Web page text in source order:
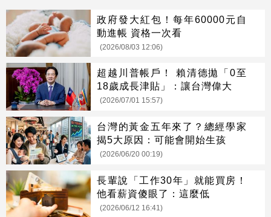
政府發大紅包！每年60000元自
動進帳 資格一次看
(2026/08/03 12:06)
超越川普帳戶！ 賴清德拋「0至
18歲成長津貼」：讓台灣偉大
(2026/07/01 15:57)
台灣的黃金五年來了？總經學家
揭5大原因：可能會開始生孩
(2026/06/20 00:19)
長輩說「工作30年」就能買房！
他看薪資傻眼了：這麼低
(2026/06/12 16:41)